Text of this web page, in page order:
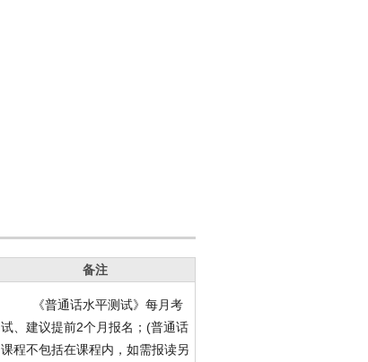
备注
《普通话水平测试》每月考
试、建议提前2个月报名；(普通话
课程不包括在课程内，如需报读另